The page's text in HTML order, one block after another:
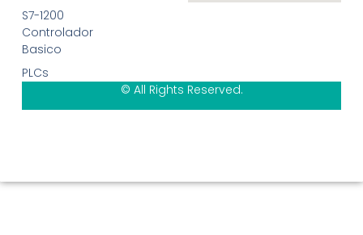
S7-1200
Controlador
Basico
PLCs
© All Rights Reserved.